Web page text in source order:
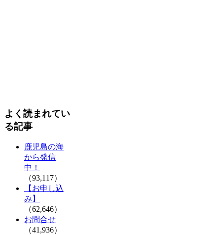
よく読まれてい
る記事
鹿児島の海
から発信
中！
（93,117）
【お申し込
み】
（62,646）
お問合せ
（41,936）